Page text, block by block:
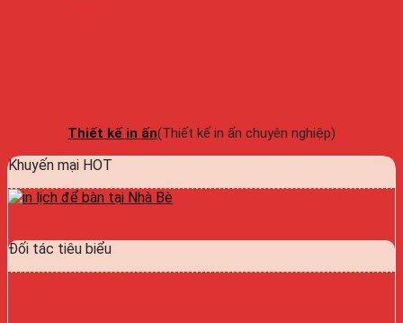
Thiết kế in ấn(Thiết kế in ấn chuyên nghiệp)
Khuyến mại HOT
Đối tác tiêu biểu